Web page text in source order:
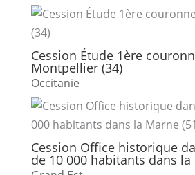
Cession Étude 1ère
Montpellier (34)
Occitanie
Cession Office historique
de 10 000 habitants dans la